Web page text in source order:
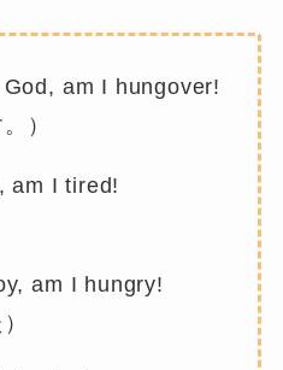
am I hungover!
）
I tired!
am I hungry!